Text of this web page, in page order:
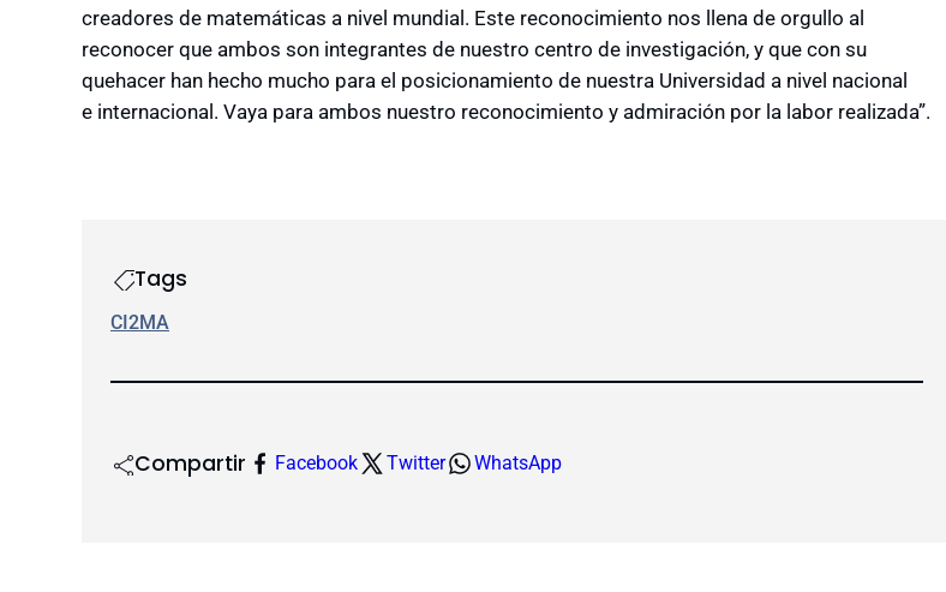
creadores de matemáticas a nivel mundial. Este reconocimiento nos llena de orgullo al
reconocer que ambos son integrantes de nuestro centro de investigación, y que con su
quehacer han hecho mucho para el posicionamiento de nuestra Universidad a nivel nacional
e internacional. Vaya para ambos nuestro reconocimiento y admiración por la labor realizada”.
Tags
CI2MA
Compartir Facebook Twitter WhatsApp